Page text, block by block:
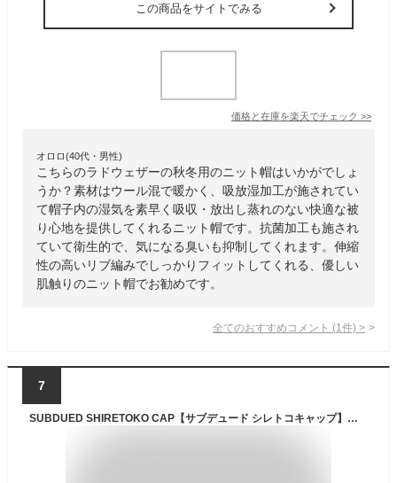
この商品をサイトでみる
価格と在庫を楽天でチェック >>
オロロ(40代・男性)
こちらのラドウェザーの秋冬用のニット帽はいかがでしょ
うか？素材はウール混で暖かく、吸放湿加工が施されてい
て帽子内の湿気を素早く吸収・放出し蒸れのない快適な被
り心地を提供してくれるニット帽です。抗菌加工も施され
ていて衛生的で、気になる臭いも抑制してくれます。伸縮
性の高いリブ編みでしっかりフィットしてくれる、優しい
肌触りのニット帽でお勧めです。
全てのおすすめコメント (1 件) >
7
SUBDUED SHIRETOKO CAP【サブデュード シレトコキャップ】メンズ レディース キッズ ミリタリー アウトドア ハンティング マウンテンリーコン 登山 キャンプ バイク ツーリング サイクリング 透湿防水 防寒 ポーラテック フリース 保温 迷彩 カモ